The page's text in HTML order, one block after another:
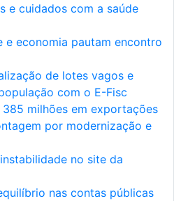
e cuidados com a saúde
e economia pautam encontro
de lotes vagos e
com o E-Fisc
milhões em exportações
por modernização e
no site da
nas contas públicas